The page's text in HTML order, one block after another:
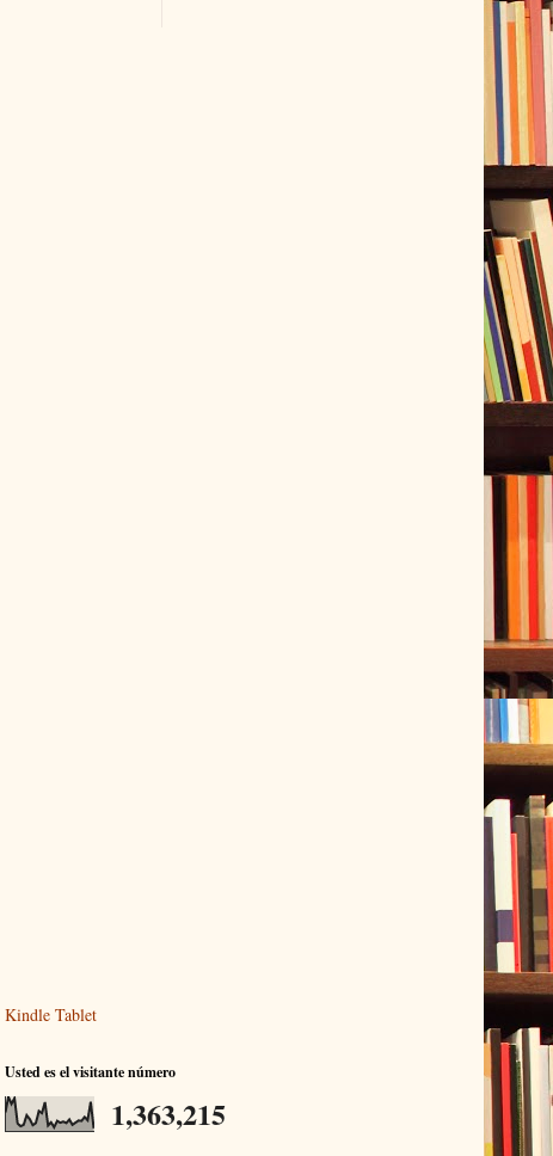
Kindle Tablet
Usted es el visitante número
1,363,215